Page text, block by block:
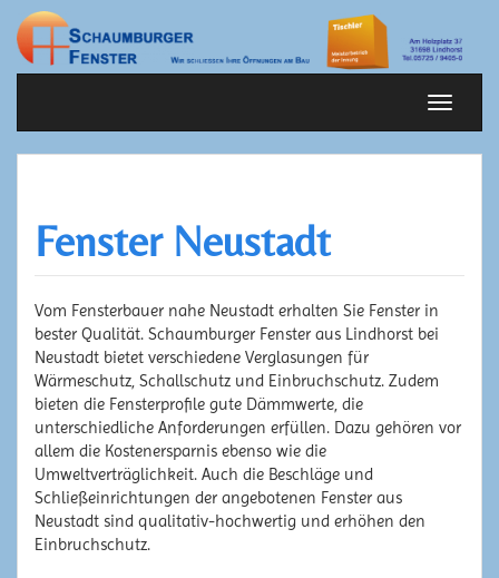
Springe
zum
Inhalt
Schalte
Fenster Neustadt
Vom Fensterbauer nahe Neustadt erhalten Sie Fenster in
bester Qualität. Schaumburger Fenster aus Lindhorst bei
Neustadt bietet verschiedene Verglasungen für
Wärmeschutz, Schallschutz und Einbruchschutz. Zudem
bieten die Fensterprofile gute Dämmwerte, die
unterschiedliche Anforderungen erfüllen. Dazu gehören vor
allem die Kostenersparnis ebenso wie die
Umweltverträglichkeit. Auch die Beschläge und
Schließeinrichtungen der angebotenen Fenster aus
Neustadt sind qualitativ-hochwertig und erhöhen den
Einbruchschutz.